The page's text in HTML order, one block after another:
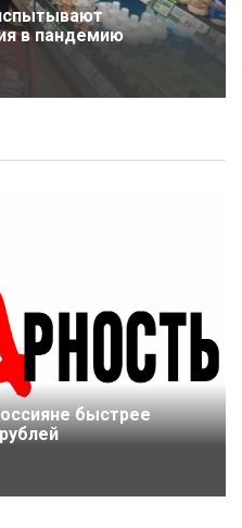
в пандемию
быстрее